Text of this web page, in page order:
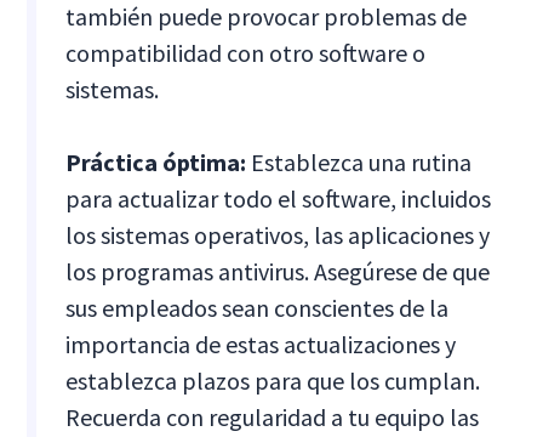
también puede provocar problemas de
compatibilidad con otro software o
sistemas.
Práctica óptima: Establezca una rutina
para actualizar todo el software, incluidos
los sistemas operativos, las aplicaciones y
los programas antivirus. Asegúrese de que
sus empleados sean conscientes de la
importancia de estas actualizaciones y
establezca plazos para que los cumplan.
Recuerda con regularidad a tu equipo las